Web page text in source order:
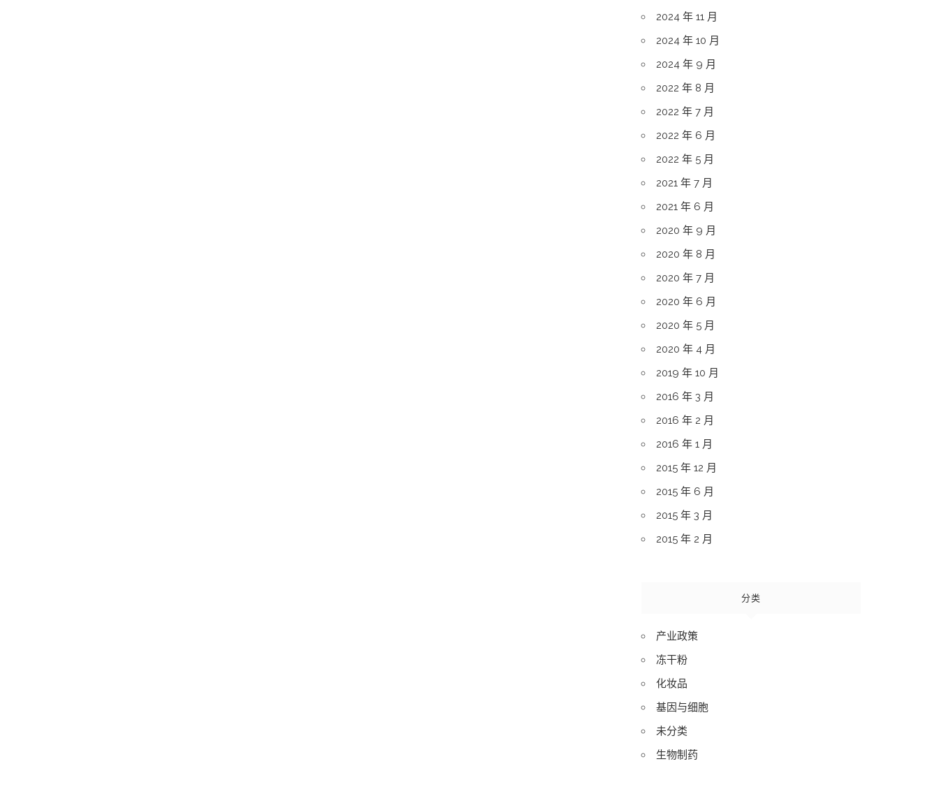
2024 年 11 月
2024 年 10 月
2024 年 9 月
2022 年 8 月
2022 年 7 月
2022 年 6 月
2022 年 5 月
2021 年 7 月
2021 年 6 月
2020 年 9 月
2020 年 8 月
2020 年 7 月
2020 年 6 月
2020 年 5 月
2020 年 4 月
2019 年 10 月
2016 年 3 月
2016 年 2 月
2016 年 1 月
2015 年 12 月
2015 年 6 月
2015 年 3 月
2015 年 2 月
分类
产业政策
冻干粉
化妆品
基因与细胞
未分类
生物制药